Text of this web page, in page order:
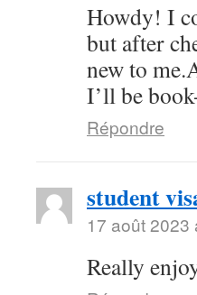
Howdy! I
but after
new to
I’ll be
Répondre
student
17 août 2023
Really